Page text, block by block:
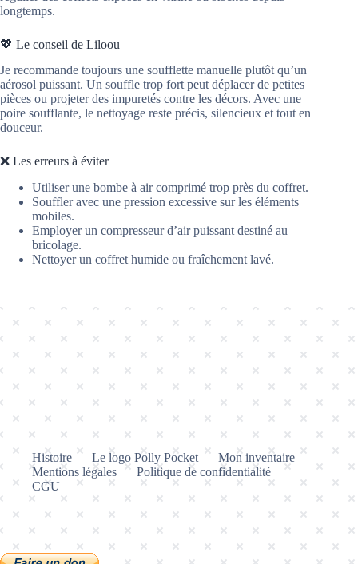
longtemps.
💖 Le conseil de Liloou
Je recommande toujours une soufflette manuelle plutôt qu’un
aérosol puissant. Un souffle trop fort peut déplacer de petites
pièces ou projeter des impuretés contre les décors. Avec une
poire soufflante, le nettoyage reste précis, silencieux et tout en
douceur.
❌ Les erreurs à éviter
Utiliser une bombe à air comprimé trop près du coffret.
Souffler avec une pression excessive sur les éléments
mobiles.
Employer un compresseur d’air puissant destiné au
bricolage.
Nettoyer un coffret humide ou fraîchement lavé.
Histoire Le logo Polly Pocket
Mon inventaire
Mentions légales
Politique de confidentialité
CGU